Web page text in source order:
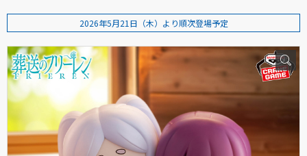
2026年5月21日（木）より順次登場予定